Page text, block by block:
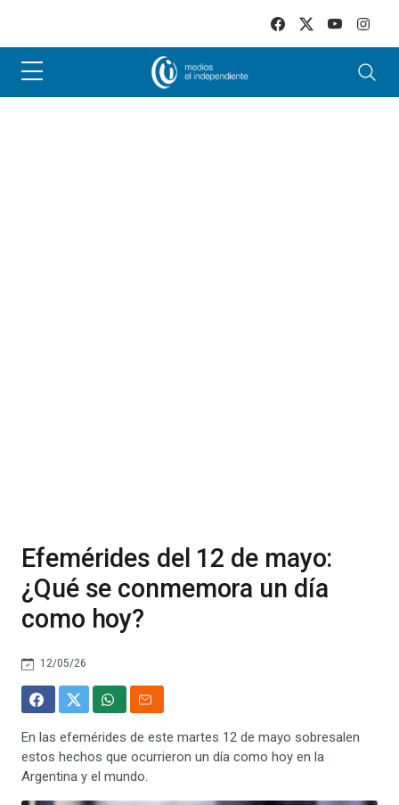
Efemérides del 12 de mayo:
¿Qué se conmemora un día
como hoy?
12/05/26
En las efemérides de este martes 12 de mayo sobresalen
estos hechos que ocurrieron un día como hoy en la
Argentina y el mundo.